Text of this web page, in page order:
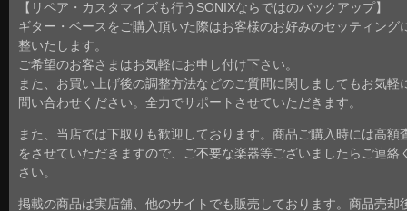
【リペア・カスタマイズも行うSONIXならではのバックアップ】
ギター・ベースをご購入頂いた際はお客様のお好みのセッティング
整いたします。
ご希望のお客さまはお気軽にお申し付け下さい。
また、お買い上げ後の調整方法などのご質問に関しましてもお気軽
問い合わせください。全力でサポートさせていただきます。
また、当店では下取りも歓迎しております。商品ご購入時には高額
をさせていただきますので、ご不要な楽器等ございましたらご連絡
さい。
掲載の商品は実店舗、他のサイトでも販売しております。商品売却